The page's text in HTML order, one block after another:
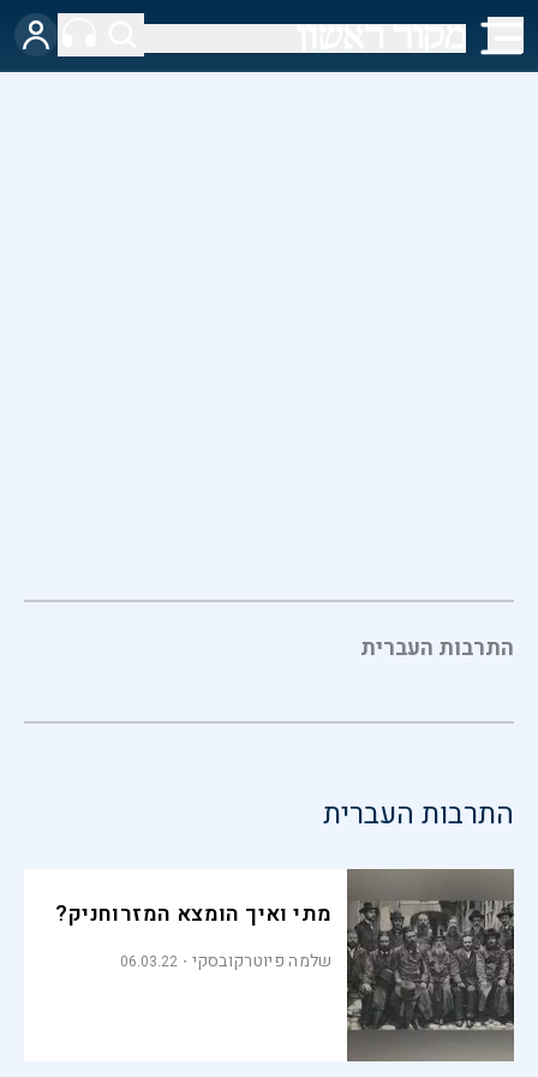
התרבות העברית
התרבות העברית
מתי ואיך הומצא המזרוחניק?
שלמה פיוטרקובסקי 06.03.22